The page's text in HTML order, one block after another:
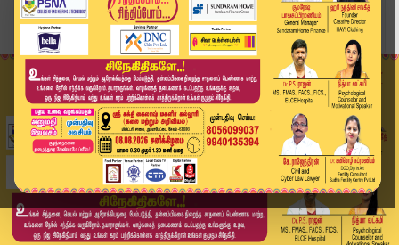
Home
வீடியோ ஸ்டோரி
School Wall Collapse | பள்ளி சுவரை இடித்தபோது வ...